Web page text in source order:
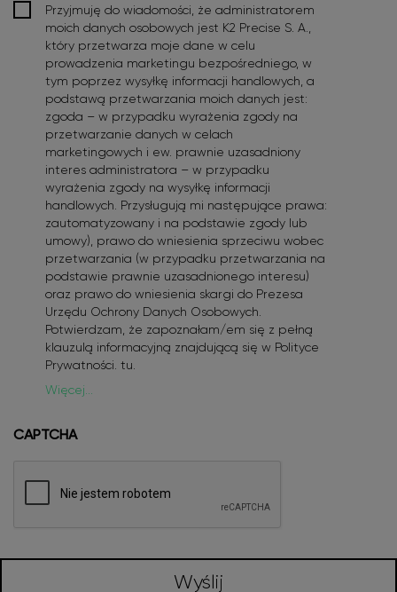
Potwierdzam: *
Przyjmuję do wiadomości, że administratorem
moich danych osobowych jest K2 Precise S. A.,
który przetwarza moje dane w celu
prowadzenia marketingu bezpośredniego, w
tym poprzez wysyłkę informacji handlowych, a
podstawą przetwarzania moich danych jest:
zgoda – w przypadku wyrażenia zgody na
przetwarzanie danych w celach
marketingowych i ew. prawnie uzasadniony
interes administratora – w przypadku
wyrażenia zgody na wysyłkę informacji
handlowych. Przysługują mi następujące prawa:
zautomatyzowany i na podstawie zgody lub
umowy), prawo do wniesienia sprzeciwu wobec
przetwarzania (w przypadku przetwarzania na
podstawie prawnie uzasadnionego interesu)
oraz prawo do wniesienia skargi do Prezesa
Urzędu Ochrony Danych Osobowych.
Potwierdzam, że zapoznałam/em się z pełną
klauzulą informacyjną znajdującą się w Polityce
Prywatności. tu
Więcej...
CAPTCHA